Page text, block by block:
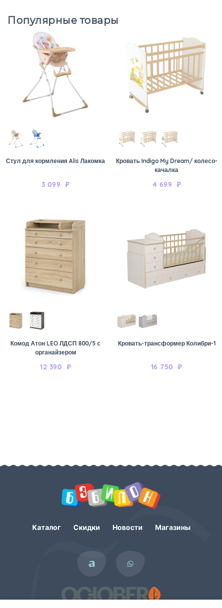
Популярные товары
Стул для кормления Alis Лакомка
3 099 ₽
Кровать Indigo My Dream/ колесо-
качалка
4 699 ₽
Комод Атон LEO ЛДСП 800/5 с
органайзером
12 390 ₽
Кровать-трансформер Колибри-1
16 750 ₽
Каталог Скидки Новости Магазины